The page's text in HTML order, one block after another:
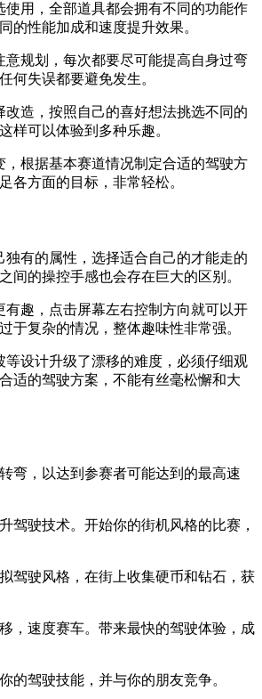
使用，全部道具都会拥有不同的功能作
的性能加成和速度提升效果。
意规划，每次都要尽可能提高自身过弯
何失误都要避免发生。
改造，按照自己的喜好想法挑选不同的
样可以体验到多种乐趣。
，根据基本赛道情况制定合适的驾驶方
各方面的目标，非常轻松。
独有的属性，选择适合自己的才能走的
间的操控手感也会存在巨大的区别。
有趣，点击屏幕左右控制方向就可以开
于复杂的情况，整体趣味性非常强。
等设计升级了漂移的难度，必须仔细观
适的驾驶方案，不能有丝毫松懈和大
弯，以达到参赛者可能达到的最高速
驾驶技术。开始你的街机风格的比赛，
驾驶风格，在街上收集硬币和钻石，获
，速度赛车。带来最快的驾驶体验，成
的驾驶技能，并与你的朋友竞争。